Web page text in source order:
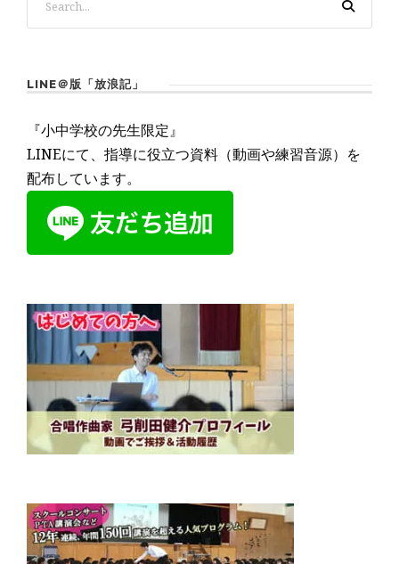
LINE＠版「放浪記」
『小中学校の先生限定』
LINEにて、指導に役立つ資料（動画や練習音源）を
配布しています。